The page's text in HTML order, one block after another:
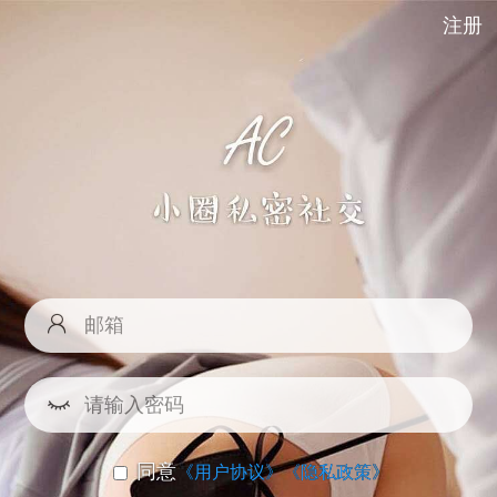
注册
同意《用户协议》《隐私政策》